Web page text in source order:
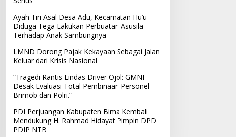
Ayah Tiri Asal Desa Adu, Kecamatan Hu’u
Diduga Tega Lakukan Perbuatan Asusila
Terhadap Anak Sambungnya
LMND Dorong Pajak Kekayaan Sebagai Jalan
Keluar dari Krisis Nasional
“Tragedi Rantis Lindas Driver Ojol: GMNI
Desak Evaluasi Total Pembinaan Personel
Brimob dan Polri.”
PDI Perjuangan Kabupaten Bima Kembali
Mendukung H. Rahmad Hidayat Pimpin DPD
PDIP NTB